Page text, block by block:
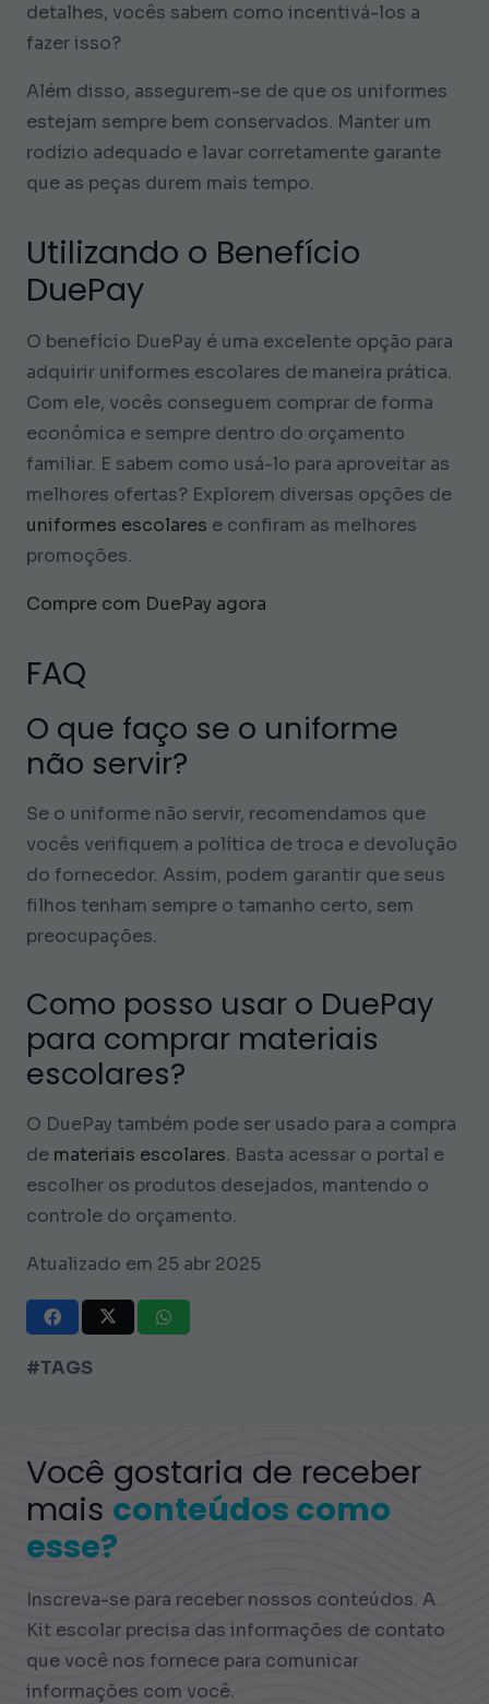
detalhes, vocês sabem como incentivá-los a
fazer isso?
Além disso, assegurem-se de que os uniformes
estejam sempre bem conservados. Manter um
rodízio adequado e lavar corretamente garante
que as peças durem mais tempo.
Utilizando o Benefício
DuePay
O benefício DuePay é uma excelente opção para
adquirir uniformes escolares de maneira prática.
Com ele, vocês conseguem comprar de forma
econômica e sempre dentro do orçamento
familiar. E sabem como usá-lo para aproveitar as
melhores ofertas? Explorem diversas opções de
uniformes escolares e confiram as melhores
promoções.
Compre com DuePay agora
FAQ
O que faço se o uniforme
não servir?
Se o uniforme não servir, recomendamos que
vocês verifiquem a política de troca e devolução
do fornecedor. Assim, podem garantir que seus
filhos tenham sempre o tamanho certo, sem
preocupações.
Como posso usar o DuePay
para comprar materiais
escolares?
O DuePay também pode ser usado para a compra
de materiais escolares. Basta acessar o portal e
escolher os produtos desejados, mantendo o
controle do orçamento.
Atualizado em 25 abr 2025
#TAGS
Você gostaria de receber
mais conteúdos como
esse?
Inscreva-se para receber nossos conteúdos. A
Kit escolar precisa das informações de contato
que você nos fornece para comunicar
informações com você.